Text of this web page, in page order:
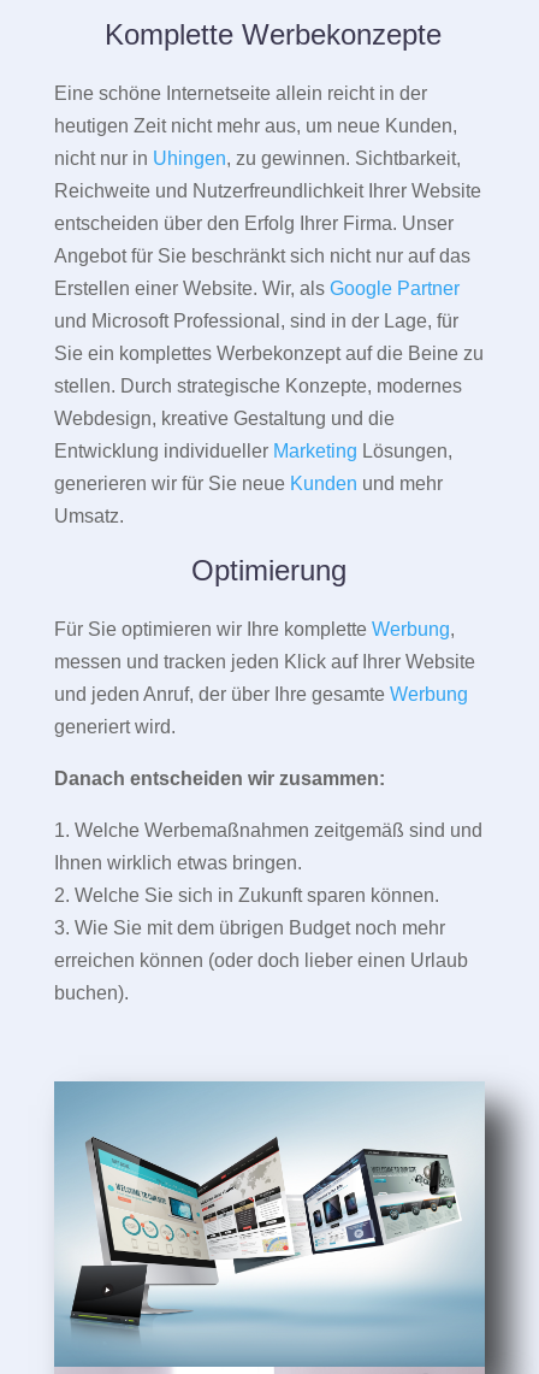
Komplette Werbekonzepte
Eine schöne Internetseite allein reicht in der
heutigen Zeit nicht mehr aus, um neue Kunden,
nicht nur in Uhingen, zu gewinnen. Sichtbarkeit,
Reichweite und Nutzerfreundlichkeit Ihrer Website
entscheiden über den Erfolg Ihrer Firma. Unser
Angebot für Sie beschränkt sich nicht nur auf das
Erstellen einer Website. Wir, als Google Partner
und Microsoft Professional, sind in der Lage, für
Sie ein komplettes Werbekonzept auf die Beine zu
stellen. Durch strategische Konzepte, modernes
Webdesign, kreative Gestaltung und die
Entwicklung individueller Marketing Lösungen,
generieren wir für Sie neue Kunden und mehr
Umsatz.
Optimierung
Für Sie optimieren wir Ihre komplette Werbung,
messen und tracken jeden Klick auf Ihrer Website
und jeden Anruf, der über Ihre gesamte Werbung
generiert wird.
Danach entscheiden wir zusammen:
1. Welche Werbemaßnahmen zeitgemäß sind und
Ihnen wirklich etwas bringen.
2. Welche Sie sich in Zukunft sparen können.
3. Wie Sie mit dem übrigen Budget noch mehr
erreichen können (oder doch lieber einen Urlaub
buchen).